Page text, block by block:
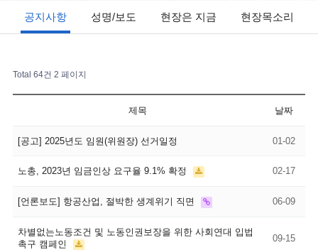
공지사항 성명/보도 현장은 지금 현장목소리
Total 64건 2 페이지
제목 날짜
[공고] 2025년도 임원(위원장) 선거일정 01-02
노총, 2023년 임금인상 요구율 9.1% 확정 02-17
[언론보도] 항공산업, 절박한 생계위기 직면 06-09
차별없는노동조건 및 노동인권보장을 위한 사회연대 입법
촉구 캠페인
09-15